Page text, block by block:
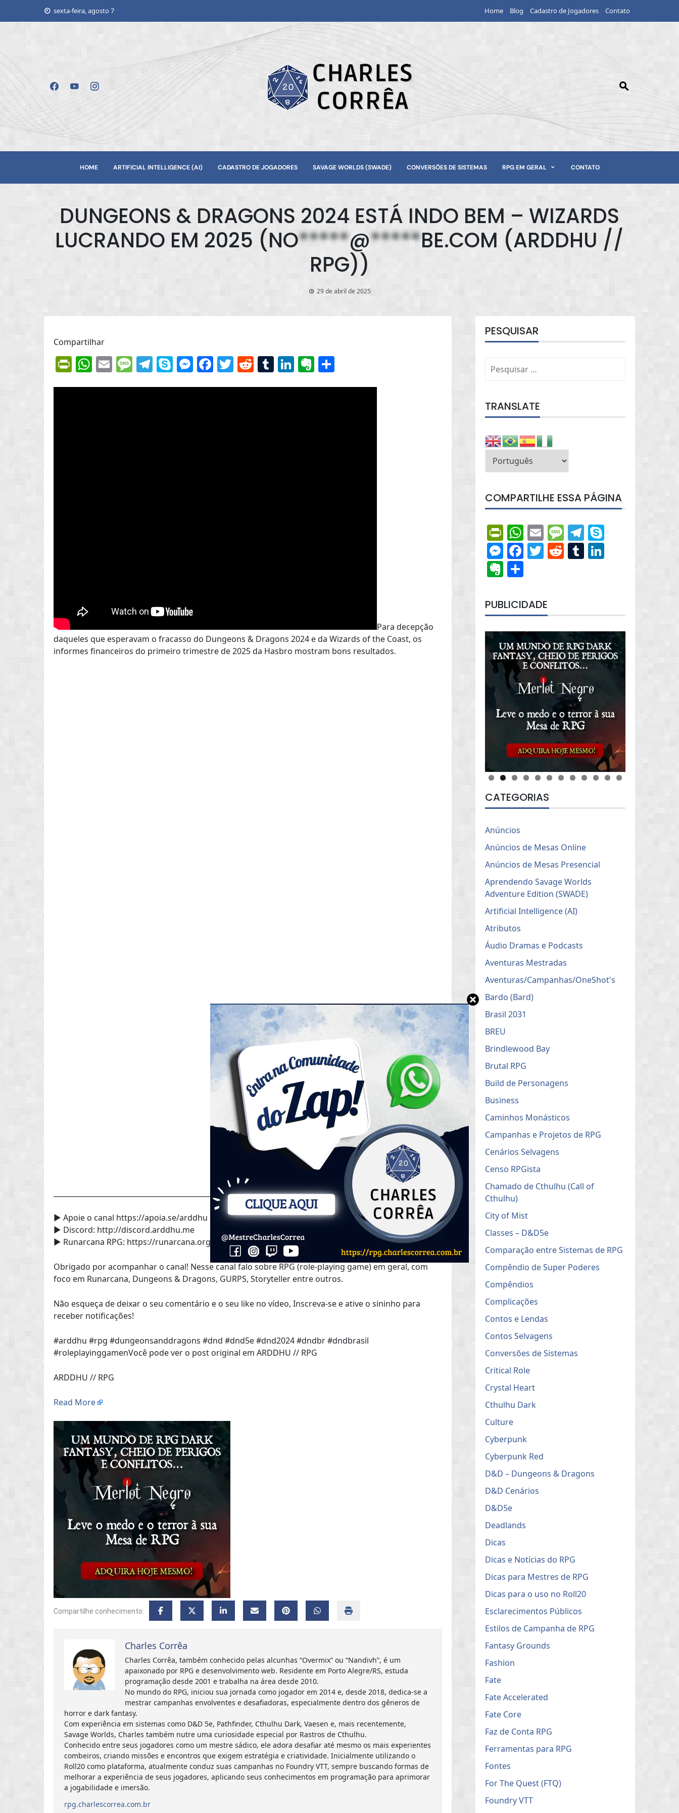
sexta-feira, agosto 7 Home Blog Cadastro de Jogadores Contato
HOME ARTIFICIAL INTELLIGENCE (AI) CADASTRO DE JOGADORES SAVAGE WORLDS (SWADE) CONVERSÕES DE SISTEMAS RPG EM GERAL CONTATO
DUNGEONS & DRAGONS 2024 ESTÁ INDO BEM – WIZARDS
LUCRANDO EM 2025 (NO*****@*****BE.COM (ARDDHU //
RPG))
29 de abril de 2025
Compartilhar
PrintFriendly
WhatsApp
EmailMessage
Telegram
SkypeMessenger
Facebook
Twitter
Reddit
Tumblr
LinkedIn
Evernote
Para decepção
daqueles que esperavam o fracasso do Dungeons & Dragons 2024 e da Wizards of the Coast, os
informes financeiros do primeiro trimestre de 2025 da Hasbro mostram bons resultados.
______________________________________________________________________
► Apoie o canal https://apoia.se/arddhu
► Discord: http://discord.arddhu.me
► Runarcana RPG: https://runarcana.org
Obrigado por acompanhar o canal! Nesse canal falo sobre RPG (role-playing game) em geral, com
foco em Runarcana, Dungeons & Dragons, GURPS, Storyteller entre outros.
Não esqueça de deixar o seu comentário e o seu like no vídeo, Inscreva-se e ative o sininho para
receber notificações!
#arddhu #rpg #dungeonsanddragons #dnd #dnd5e #dnd2024 #dndbr #dndbrasil
#roleplayinggamenVocê pode ver o post original em ARDDHU // RPG
ARDDHU // RPG
Read More
Compartilhe conhecimento:
Charles Corrêa
Charles Corrêa, também conhecido pelas alcunhas “Overmix” ou “Nandivh”, é um
apaixonado por RPG e desenvolvimento web. Residente em Porto Alegre/RS, estuda
programação desde 2001 e trabalha na área desde 2010.
No mundo do RPG, iniciou sua jornada como jogador em 2014 e, desde 2018, dedica-se a
mestrar campanhas envolventes e desafiadoras, especialmente dentro dos gêneros de
horror e dark fantasy.
Com experiência em sistemas como D&D 5e, Pathfinder, Cthulhu Dark, Vaesen e, mais recentemente,
Savage Worlds, Charles também nutre uma curiosidade especial por Rastros de Cthulhu.
Conhecido entre seus jogadores como um mestre sádico, ele adora desafiar até mesmo os mais experientes
combeiros, criando missões e encontros que exigem estratégia e criatividade. Inicialmente utilizando o
Roll20 como plataforma, atualmente conduz suas campanhas no Foundry VTT, sempre buscando formas de
melhorar a experiência de seus jogadores, aplicando seus conhecimentos em programação para aprimorar
a jogabilidade e imersão.
rpg.charlescorrea.com.br
PESQUISAR
por:
TRANSLATE
COMPARTILHE ESSA PÁGINA
PrintFriendly
WhatsApp
EmailMessage
Telegram
Messenger
Facebook
Twitter
RedditTumblr
Evernote
PUBLICIDADE
CATEGORIAS
Anúncios
Anúncios de Mesas Online
Anúncios de Mesas Presencial
Aprendendo Savage Worlds
Adventure Edition (SWADE)
Artificial Intelligence (AI)
Atributos
Áudio Dramas e Podcasts
Aventuras Mestradas
Aventuras/Campanhas/OneShot's
Bardo (Bard)
Brasil 2031
BREU
Brindlewood Bay
Brutal RPG
Build de Personagens
Business
Caminhos Monásticos
Campanhas e Projetos de RPG
Cenários Selvagens
Censo RPGista
Chamado de Cthulhu (Call of
Cthulhu)
City of Mist
Classes – D&D5e
Comparação entre Sistemas de RPG
Compêndio de Super Poderes
Compêndios
Complicações
Contos e Lendas
Contos Selvagens
Conversões de Sistemas
Critical Role
Crystal Heart
Cthulhu Dark
Culture
Cyberpunk
Cyberpunk Red
D&D – Dungeons & Dragons
D&D Cenários
D&D5e
Deadlands
Dicas
Dicas e Notícias do RPG
Dicas para Mestres de RPG
Dicas para o uso no Roll20
Esclarecimentos Públicos
Estilos de Campanha de RPG
Fantasy Grounds
Fashion
Fate
Fate Accelerated
Fate Core
Faz de Conta RPG
Ferramentas para RPG
Fontes
For The Quest (FTQ)
Foundry VTT